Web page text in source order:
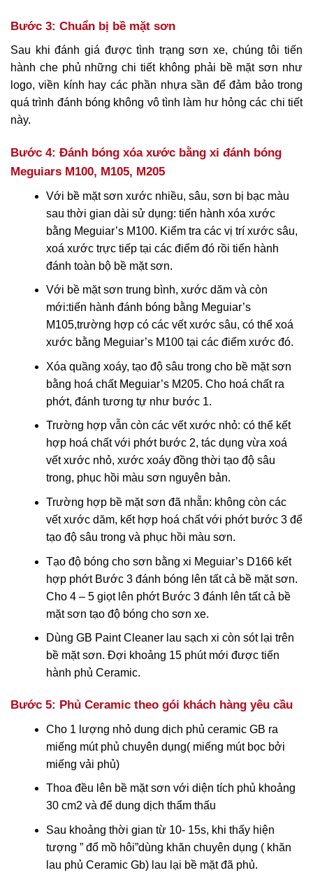
Bước 3: Chuẩn bị bề mặt sơn
Sau khi đánh giá được tình trạng sơn xe, chúng tôi tiến
hành che phủ những chi tiết không phải bề mặt sơn như
logo, viền kính hay các phần nhựa sần để đảm bảo trong
quá trình đánh bóng không vô tình làm hư hỏng các chi tiết
này.
Bước 4: Đánh bóng xóa xước bằng xi đánh bóng
Meguiars M100, M105, M205
Với bề mặt sơn xước nhiều, sâu, sơn bị bạc màu
sau thời gian dài sử dụng: tiến hành xóa xước
bằng Meguiar’s M100. Kiểm tra các vị trí xước sâu,
xoá xước trực tiếp tại các điểm đó rồi tiến hành
đánh toàn bộ bề mặt sơn.
Với bề mặt sơn trung bình, xước dăm và còn
mới:tiến hành đánh bóng bằng Meguiar’s
M105,trường hợp có các vết xước sâu, có thể xoá
xước bằng Meguiar’s M100 tại các điểm xước đó.
Xóa quầng xoáy, tạo độ sâu trong cho bề mặt sơn
bằng hoá chất Meguiar’s M205. Cho hoá chất ra
phớt, đánh tương tự như bước 1.
Trường hợp vẫn còn các vết xước nhỏ: có thể kết
hợp hoá chất với phớt bước 2, tác dụng vừa xoá
vết xước nhỏ, xước xoáy đồng thời tạo độ sâu
trong, phục hồi màu sơn nguyên bản.
Trường hợp bề mặt sơn đã nhẵn: không còn các
vết xước dăm, kết hợp hoá chất với phớt bước 3 để
tạo độ sâu trong và phục hồi màu sơn.
Tạo độ bóng cho sơn bằng xi Meguiar’s D166 kết
hợp phớt Bước 3 đánh bóng lên tất cả bề mặt sơn.
Cho 4 – 5 giọt lên phớt Bước 3 đánh lên tất cả bề
mặt sơn tạo độ bóng cho sơn xe.
Dùng GB Paint Cleaner lau sạch xi còn sót lại trên
bề mặt sơn. Đợi khoảng 15 phút mới được tiến
hành phủ Ceramic.
Bước 5: Phủ Ceramic theo gói khách hàng yêu cầu
Cho 1 lượng nhỏ dung dịch phủ ceramic GB ra
miếng mút phủ chuyên dụng( miếng mút bọc bởi
miếng vải phủ)
Thoa đều lên bề mặt sơn với diện tích phủ khoảng
30 cm2 và để dung dịch thẩm thấu
Sau khoảng thời gian từ 10- 15s, khi thấy hiện
tượng ” đổ mồ hôi”dùng khăn chuyên dụng ( khăn
lau phủ Ceramic Gb) lau lại bề mặt đã phủ.